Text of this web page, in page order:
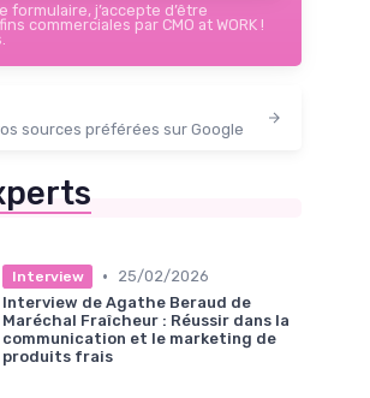
formulaire, j’accepte d’être
commerciales par CMO at WORK !
sources préférées sur Google
Interview •
25/02/2026
Interview de Agathe Beraud de
Maréchal Fraîcheur : Réussir dans la
communication et le marketing de
produits frais